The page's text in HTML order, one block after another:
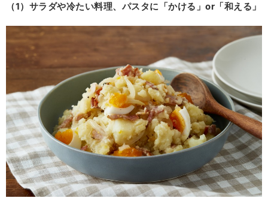
（1）サラダや冷たい料理、パスタに「かける」or「和える」